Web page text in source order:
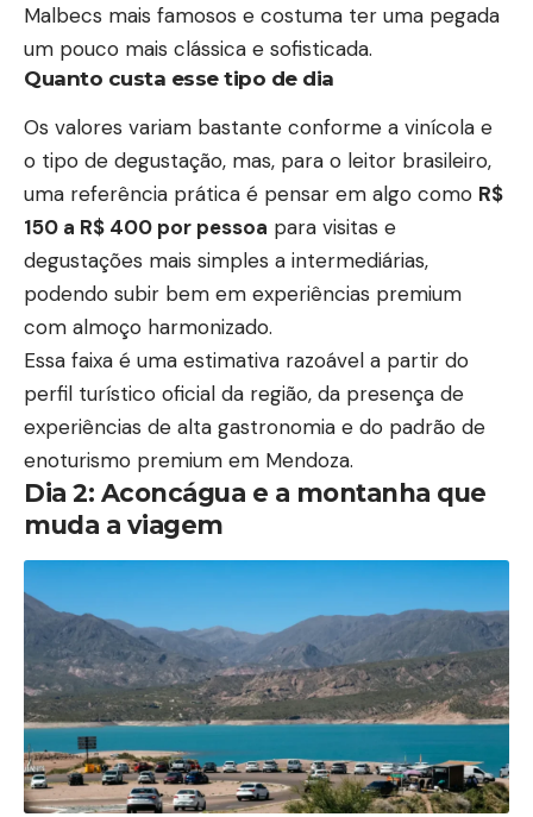
Malbecs mais famosos e costuma ter uma pegada
um pouco mais clássica e sofisticada.
Quanto custa esse tipo de dia
Os valores variam bastante conforme a vinícola e
o tipo de degustação, mas, para o leitor brasileiro,
uma referência prática é pensar em algo como R$
150 a R$ 400 por pessoa para visitas e
degustações mais simples a intermediárias,
podendo subir bem em experiências premium
com almoço harmonizado.
Essa faixa é uma estimativa razoável a partir do
perfil turístico oficial da região, da presença de
experiências de alta gastronomia e do padrão de
enoturismo premium em Mendoza.
Dia 2: Aconcágua e a montanha que
muda a viagem